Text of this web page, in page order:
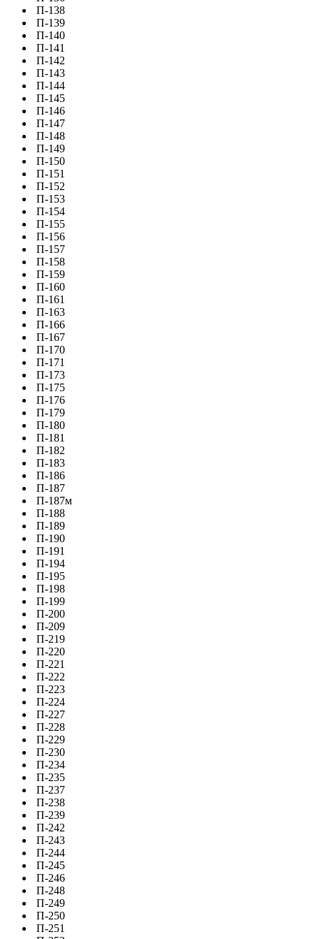
П-138
П-139
П-140
П-141
П-142
П-143
П-144
П-145
П-146
П-147
П-148
П-149
П-150
П-151
П-152
П-153
П-154
П-155
П-156
П-157
П-158
П-159
П-160
П-161
П-163
П-166
П-167
П-170
П-171
П-173
П-175
П-176
П-179
П-180
П-181
П-182
П-183
П-186
П-187
П-187м
П-188
П-189
П-190
П-191
П-194
П-195
П-198
П-199
П-200
П-209
П-219
П-220
П-221
П-222
П-223
П-224
П-227
П-228
П-229
П-230
П-234
П-235
П-237
П-238
П-239
П-242
П-243
П-244
П-245
П-246
П-248
П-249
П-250
П-251